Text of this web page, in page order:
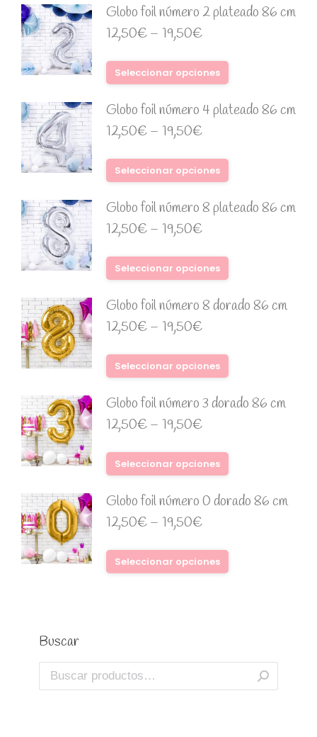
Globo foil número 2 plateado 86 cm
12,50€– 19,50€
Seleccionar opciones
Globo foil número 4 plateado 86 cm
12,50€– 19,50€
Seleccionar opciones
Globo foil número 8 plateado 86 cm
12,50€– 19,50€
Seleccionar opciones
Globo foil número 8 dorado 86 cm
12,50€– 19,50€
Seleccionar opciones
Globo foil número 3 dorado 86 cm
12,50€– 19,50€
Seleccionar opciones
Globo foil número 0 dorado 86 cm
12,50€– 19,50€
Seleccionar opciones
Buscar